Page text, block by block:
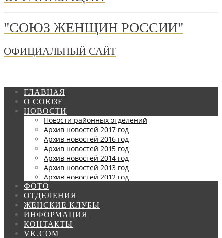
"СОЮЗ ЖЕНЩИН РОССИИ"
ОФИЦИАЛЬНЫЙ САЙТ
ГЛАВНАЯ
О СОЮЗЕ
НОВОСТИ
Новости районных отделений
Архив новостей 2017 год
Архив новостей 2016 год
Архив новостей 2015 год
Архив новостей 2014 год
Архив новостей 2013 год
Архив новостей 2012 год
ФОТО
ОТДЕЛЕНИЯ
ЖЕНСКИЕ КЛУБЫ
ИНФОРМАЦИЯ
КОНТАКТЫ
VK.COM